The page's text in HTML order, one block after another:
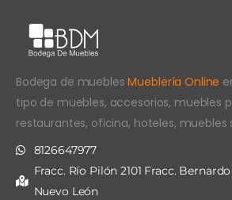
Bodega de mueblesMueblería Online
tipo de muebles, accesorios, muebles
restaurantes, oficina, hoteles, muebles
8126647977
Fracc. Río Pilón 2101 Fracc.
Nuevo León